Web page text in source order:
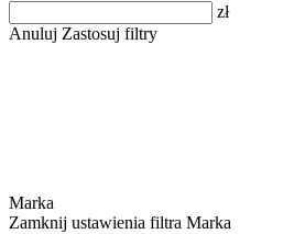
zł
Anuluj Zastosuj filtry
Marka
Zamknij ustawienia filtra Marka